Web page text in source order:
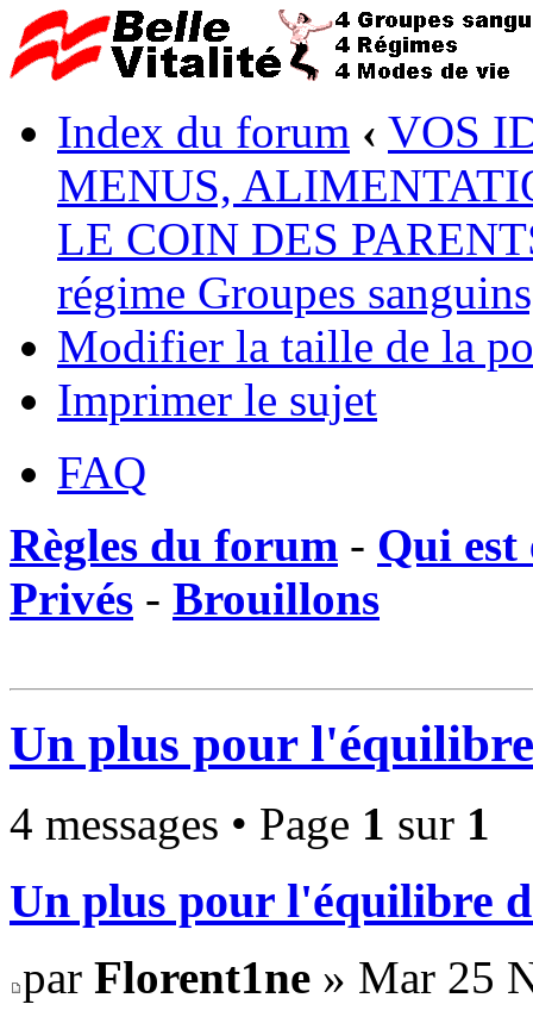
Index du forum ‹ VOS
MENUS,
LE COIN DES
régime Groupes
Modifier la taille de la
Imprimer le sujet
FAQ
Règles du forum - Qui est
Privés - Brouillons
Un plus pour
4 messages • Page 1 sur 1
Un plus pour l'équilibre
par Florent1ne » Mar 25